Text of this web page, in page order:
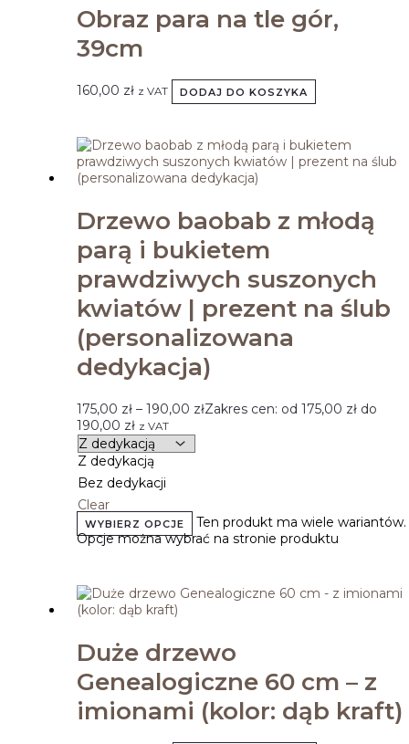
Obraz para na tle gór,
39cm
160,00 zł z VAT DODAJ DO KOSZYKA
Drzewo baobab z młodą
parą i bukietem
prawdziwych suszonych
kwiatów | prezent na ślub
(personalizowana
dedykacja)
175,00 zł – 190,00 złZakres cen: od 175,00 zł do
190,00 zł z VAT
Z dedykacją
Bez dedykacji
Clear
WYBIERZ OPCJE
Ten produkt ma wiele wariantów.
Opcje można wybrać na stronie produktu
Duże drzewo
Genealogiczne 60 cm – z
imionami (kolor: dąb kraft)